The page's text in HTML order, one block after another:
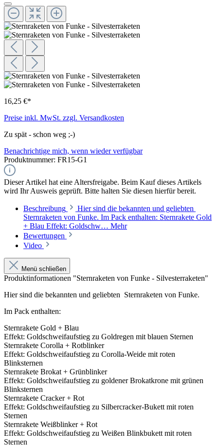
16,25 €*
Preise inkl. MwSt. zzgl. Versandkosten
Zu spät - schon weg ;-)
Benachrichtige mich, wenn wieder verfügbar
Produktnummer: FR15-G1
Dieser Artikel hat eine Altersfreigabe. Beim Kauf dieses Artikels
wird Ihr Ausweis geprüft. Bitte halten Sie diesen hierfür bereit.
Beschreibung
Hier sind die bekannten und geliebten
Sternraketen von Funke. Im Pack enthalten: Sternrakete Gold
+ Blau Effekt: Goldschw… Mehr
Bewertungen
Video
Menü schließen
Produktinformationen "Sternraketen von Funke - Silvesterraketen"
Hier sind die bekannten und geliebten Sternraketen von Funke.
Im Pack enthalten:
Sternrakete Gold + Blau
Effekt: Goldschweifaufstieg zu Goldregen mit blauen Sternen
Sternrakete Corolla + Rotblinker
Effekt: Goldschweifaufstieg zu Corolla-Weide mit roten
Blinksternen
Sternrakete Brokat + Grünblinker
Effekt: Goldschweifaufstieg zu goldener Brokatkrone mit grünen
Blinksternen
Sternrakete Cracker + Rot
Effekt: Goldschweifaufstieg zu Silbercracker-Bukett mit roten
Sternen
Sternrakete Weißblinker + Rot
Effekt: Goldschweifaufstieg zu Weißen Blinkbukett mit roten
Sternen